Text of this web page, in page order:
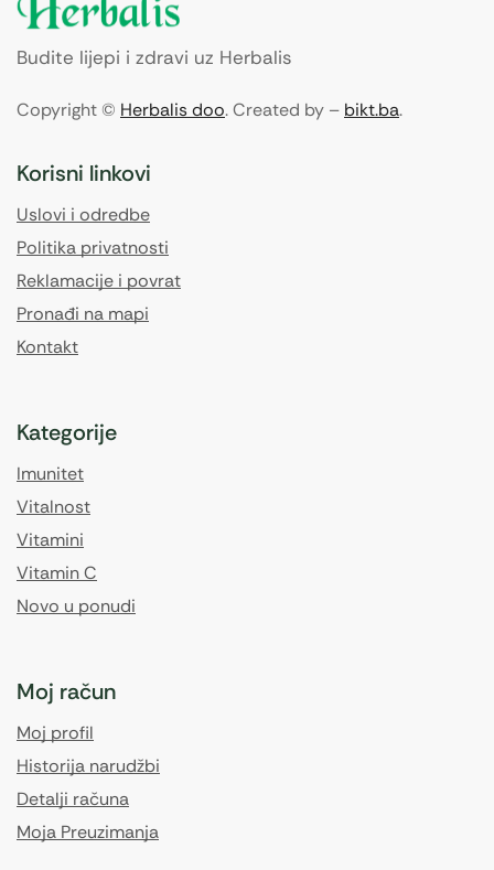
Budite lijepi i zdravi uz Herbalis
Copyright © Herbalis doo. Created by – bikt.ba.
Korisni linkovi
Uslovi i odredbe
Politika privatnosti
Reklamacije i povrat
Pronađi na mapi
Kontakt
Kategorije
Imunitet
Vitalnost
Vitamini
Vitamin C
Novo u ponudi
Moj račun
Moj profil
Historija narudžbi
Detalji računa
Moja Preuzimanja